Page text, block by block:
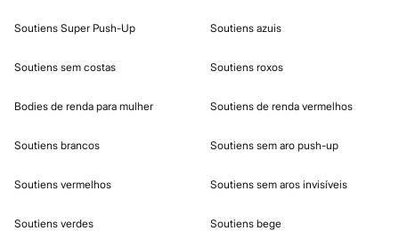
Soutiens Super Push-Up
Soutiens sem costas
Bodies de renda para mulher
Soutiens brancos
Soutiens vermelhos
Soutiens verdes
Soutiens azuis
Soutiens roxos
Soutiens de renda vermelhos
Soutiens sem aro push-up
Soutiens sem aros invisíveis
Soutiens bege